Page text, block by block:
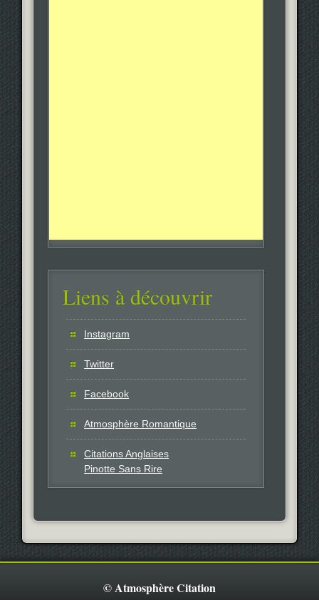
Liens à découvrir
Instagram
Twitter
Facebook
Atmosphère Romantique
Citations Anglaises
Pinotte Sans Rire
© Atmosphère Citation